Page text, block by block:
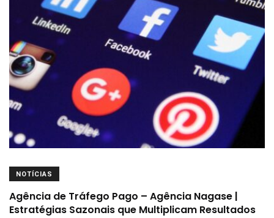
NOTÍCIAS
Agência de Tráfego Pago – Agência Nagase |
Estratégias Sazonais que Multiplicam Resultados